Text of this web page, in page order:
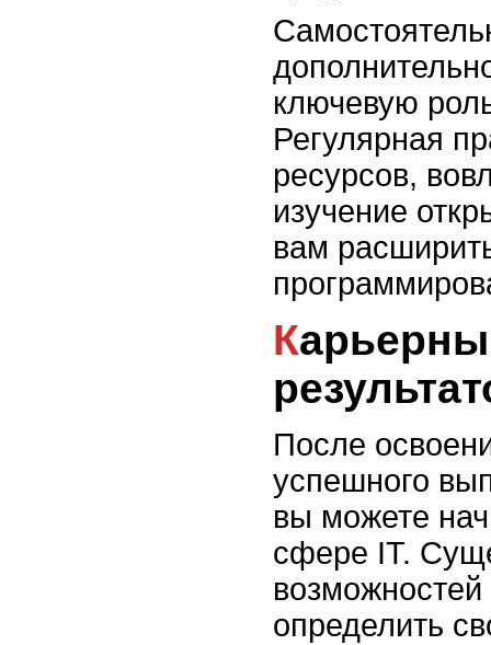
ключевую
Регулярная
ресурсов,
изучение
вам
Карьерный рост и достижение
После
успешного
вы можете
сфере IT.
определить